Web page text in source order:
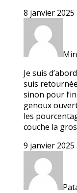
8 janvier 2025
Je suis
suis
sinon pour
genoux
les
couche la
9 janvier 2025